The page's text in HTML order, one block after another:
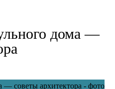
дома —